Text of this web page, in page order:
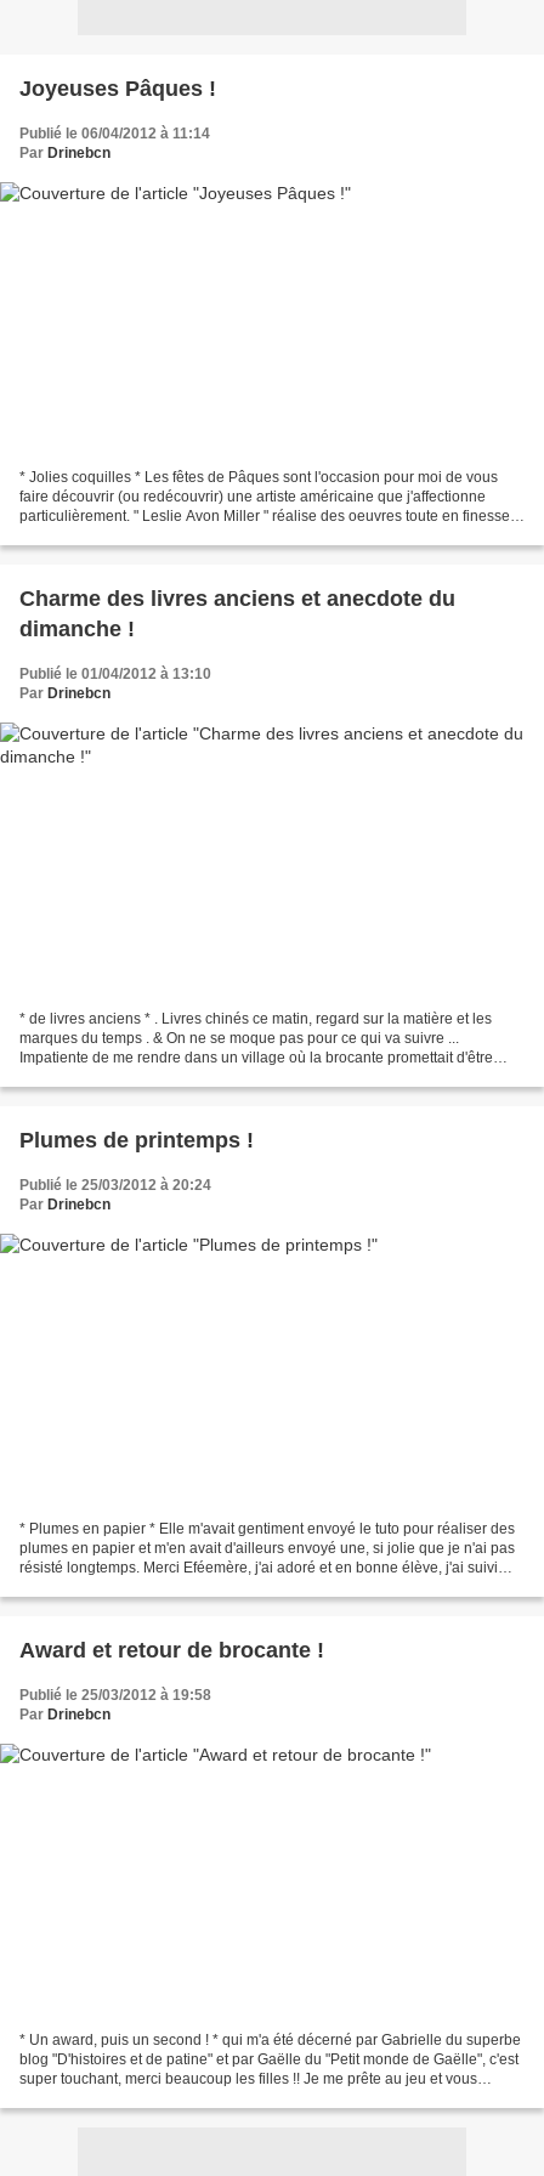
Joyeuses Pâques !
Publié le 06/04/2012 à 11:14
Par Drinebcn
* Jolies coquilles * Les fêtes de Pâques sont l'occasion pour moi de vous
faire découvrir (ou redécouvrir) une artiste américaine que j'affectionne
particulièrement. " Leslie Avon Miller " réalise des oeuvres toute en finesse
Charme des livres anciens et anecdote du
dimanche !
Publié le 01/04/2012 à 13:10
Par Drinebcn
* de livres anciens * . Livres chinés ce matin, regard sur la matière et les
marques du temps . & On ne se moque pas pour ce qui va suivre ...
Impatiente de me rendre dans un village où la brocante promettait d'être
Plumes de printemps !
Publié le 25/03/2012 à 20:24
Par Drinebcn
* Plumes en papier * Elle m'avait gentiment envoyé le tuto pour réaliser des
plumes en papier et m'en avait d'ailleurs envoyé une, si jolie que je n'ai pas
résisté longtemps. Merci Eféemère, j'ai adoré et en bonne élève, j'ai suivi
Award et retour de brocante !
Publié le 25/03/2012 à 19:58
Par Drinebcn
* Un award, puis un second ! * qui m'a été décerné par Gabrielle du superbe
blog "D'histoires et de patine" et par Gaëlle du "Petit monde de Gaëlle", c'est
super touchant, merci beaucoup les filles !! Je me prête au jeu et vous